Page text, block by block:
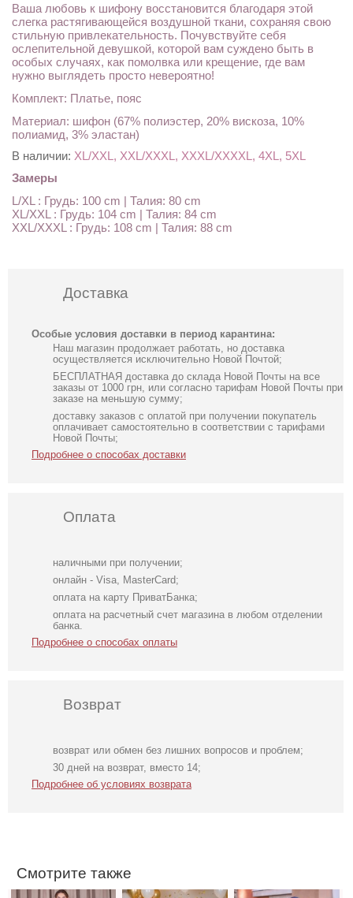
Ваша любовь к шифону восстановится благодаря этой
слегка растягивающейся воздушной ткани, сохраняя свою
стильную привлекательность. Почувствуйте себя
ослепительной девушкой, которой вам суждено быть в
особых случаях, как помолвка или крещение, где вам
нужно выглядеть просто невероятно!
Комплект: Платье, пояс
Материал: шифон (67% полиэстер, 20% вискоза, 10%
полиамид, 3% эластан)
В наличии: XL/XXL, XXL/XXXL, XXXL/XXXXL, 4XL, 5XL
Замеры
L/XL : Грудь: 100 cm | Талия: 80 cm
XL/XXL : Грудь: 104 cm | Талия: 84 cm
XXL/XXXL : Грудь: 108 cm | Талия: 88 cm
Доставка
Особые условия доставки в период карантина:
Наш магазин продолжает работать, но доставка
осуществляется исключительно Новой Почтой;
БЕСПЛАТНАЯ доставка до склада Новой Почты на все
заказы от 1000 грн, или согласно тарифам Новой Почты при
заказе на меньшую сумму;
доставку заказов с оплатой при получении покупатель
оплачивает самостоятельно в соответствии с тарифами
Новой Почты;
Подробнее о способах доставки
Оплата
наличными при получении;
онлайн - Visa, MasterCard;
оплата на карту ПриватБанка;
оплата на расчетный счет магазина в любом отделении
банка.
Подробнее о способах оплаты
Возврат
возврат или обмен без лишних вопросов и проблем;
30 дней на возврат, вместо 14;
Подробнее об условиях возврата
Смотрите также
Элегантное
длинное черное
платье с
Облегающее
вечернее платье
черного цвета с